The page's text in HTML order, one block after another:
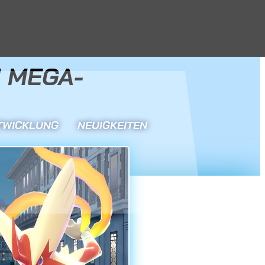
NEUIGKEITEN